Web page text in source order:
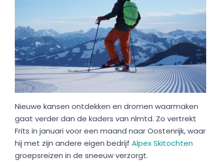
Nieuwe kansen ontdekken en dromen waarmaken
gaat verder dan de kaders van nlmtd. Zo vertrekt
Frits in januari voor een maand naar Oostenrijk, waar
hij met zijn andere eigen bedrijf Alpex Skitochten
groepsreizen in de sneeuw verzorgt.